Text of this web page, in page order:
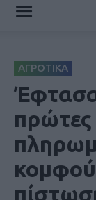
ΑΓΡΟΤΙΚΑ
πρώτες